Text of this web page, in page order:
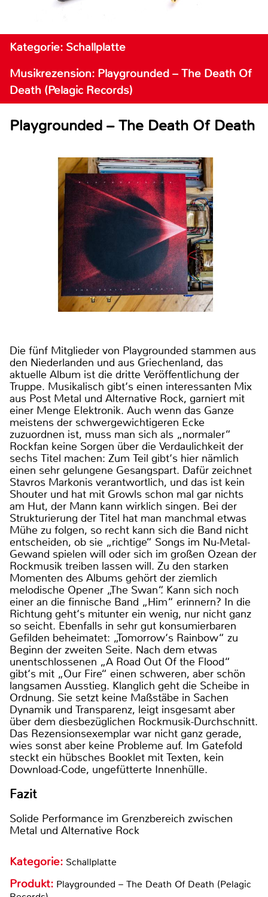
Kategorie: Schallplatte
Musikrezension: Playgrounded – The Death Of
Death (Pelagic Records)
Playgrounded – The Death Of Death
Die fünf Mitglieder von Playgrounded stammen aus
den Niederlanden und aus Griechenland, das
aktuelle Album ist die dritte Veröffentlichung der
Truppe. Musikalisch gibt‘s einen interessanten Mix
aus Post Metal und Alternative Rock, garniert mit
einer Menge Elektronik. Auch wenn das Ganze
meistens der schwergewichtigeren Ecke
zuzuordnen ist, muss man sich als „normaler“
Rockfan keine Sorgen über die Verdaulichkeit der
sechs Titel machen: Zum Teil gibt‘s hier nämlich
einen sehr gelungene Gesangspart. Dafür zeichnet
Stavros Markonis verantwortlich, und das ist kein
Shouter und hat mit Growls schon mal gar nichts
am Hut, der Mann kann wirklich singen. Bei der
Strukturierung der Titel hat man manchmal etwas
Mühe zu folgen, so recht kann sich die Band nicht
entscheiden, ob sie „richtige“ Songs im Nu-Metal-
Gewand spielen will oder sich im großen Ozean der
Rockmusik treiben lassen will. Zu den starken
Momenten des Albums gehört der ziemlich
melodische Opener „The Swan“. Kann sich noch
einer an die finnische Band „Him“ erinnern? In die
Richtung geht‘s mitunter ein wenig, nur nicht ganz
so seicht. Ebenfalls in sehr gut konsumierbaren
Gefilden beheimatet: „Tomorrow‘s Rainbow“ zu
Beginn der zweiten Seite. Nach dem etwas
unentschlossenen „A Road Out Of the Flood“
gibt‘s mit „Our Fire“ einen schweren, aber schön
langsamen Ausstieg. Klanglich geht die Scheibe in
Ordnung. Sie setzt keine Maßstäbe in Sachen
Dynamik und Transparenz, leigt insgesamt aber
über dem diesbezüglichen Rockmusik-Durchschnitt.
Das Rezensionsexemplar war nicht ganz gerade,
wies sonst aber keine Probleme auf. Im Gatefold
steckt ein hübsches Booklet mit Texten, kein
Download-Code, ungefütterte Innenhülle.
Fazit
Solide Performance im Grenzbereich zwischen
Metal und Alternative Rock
Kategorie: Schallplatte
Produkt: Playgrounded – The Death Of Death (Pelagic